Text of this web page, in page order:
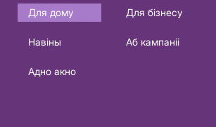
Основная
навигация
Для дому Для бізнесу
Навіны
Аб кампаніі
Адно акно